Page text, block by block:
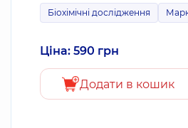
Біохімічні дослідження
Ціна: 590 грн
Додати в кошик